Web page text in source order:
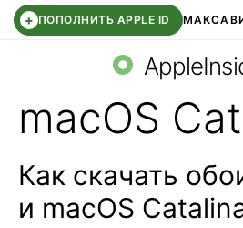
+ ПОПОЛНИТЬ APPLE ID МАКС
СБЕР КИДС ВТБ ОНЛАЙН
macOS
Как скачать
и macOS